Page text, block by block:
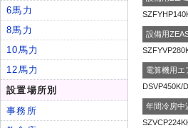
設備用
電算機用エ
DSVP450K/
年間冷房中